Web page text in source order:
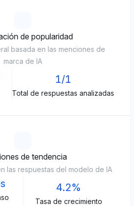
de popularidad
basada en las menciones de
marca de IA
1/1
Total de respuestas analizadas
de tendencia
las respuestas del modelo de IA
4.2%
Tasa de crecimiento